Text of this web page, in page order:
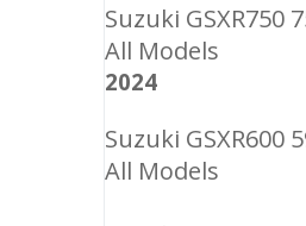
Suzuki GSXR750
All Models
2024
Suzuki GSXR600
All Models